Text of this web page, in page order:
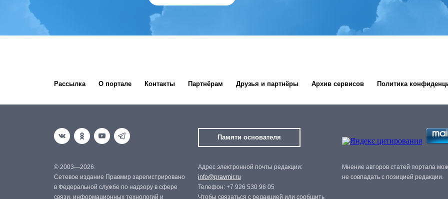
Рассылка О портале Контакты Партнёрам Друзья и партнёры Архив сервисов Политика
Памяти основателя
© 2003—2026.
Сетевое издание Правмир зарегистрировано
в Федеральной службе по надзору в сфере
связи, информационных технологий и
Адрес электронной почты редакции:
info@pravmir.ru
Телефон: +7 926 530 96 05
Чтобы связаться с редакцией или сообщить
Мнение авторов статей портала
не совпадать с позицией редакции.